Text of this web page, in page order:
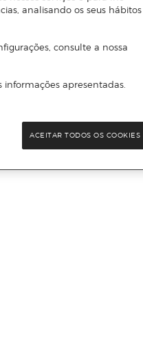
analisando os seus hábitos
consulte a nossa
apresentadas.
ACEITAR TODOS OS COOKIES